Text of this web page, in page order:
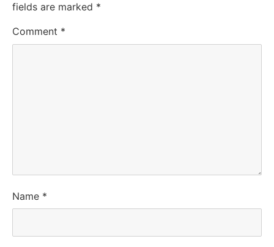
fields are marked *
Comment *
Name *